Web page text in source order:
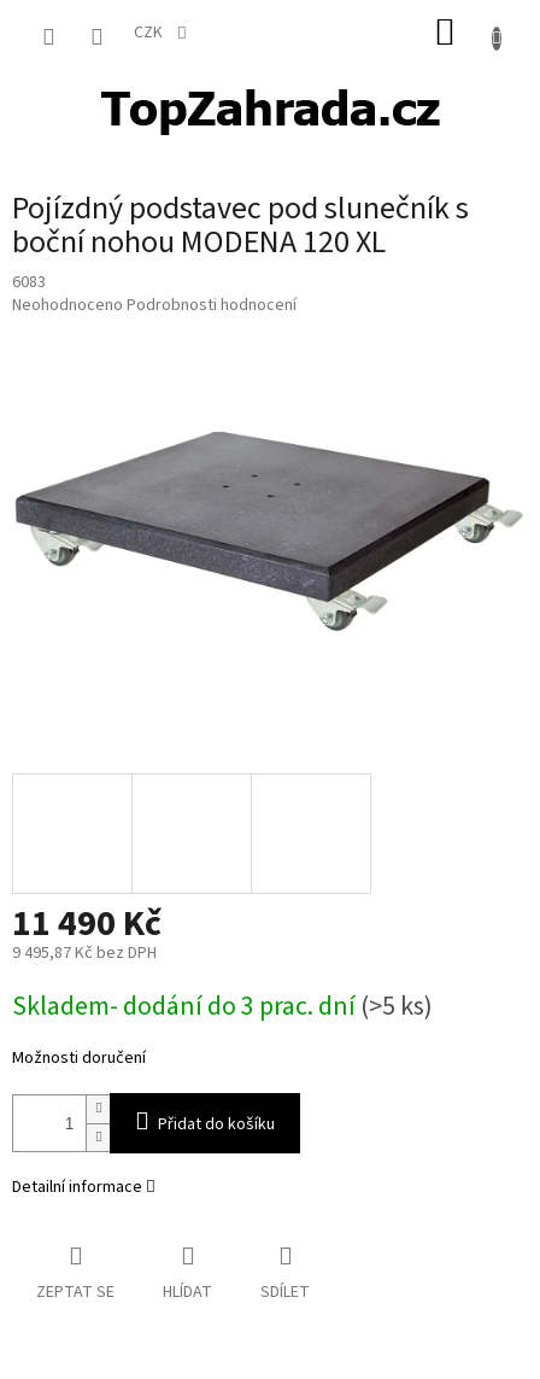
CZK
Pojízdný podstavec pod slunečník s
boční nohou MODENA 120 XL
6083
Průměrné
Neohodnoceno Podrobnosti hodnocení
11 490 Kč
9 495,87 Kč bez DPH
cena:
Skladem- dodání do 3 prac. dní(>5 ks)
Možnosti doručení
Přidat do košíku
Detailní informace
ZEPTAT SE HLÍDAT SDÍLET